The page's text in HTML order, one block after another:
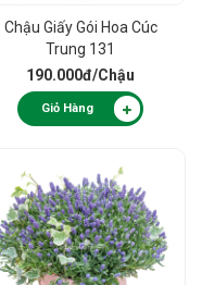
Chậu Giấy Gói Hoa Cúc
Trung 131
190.000đ/Chậu
Giỏ Hàng